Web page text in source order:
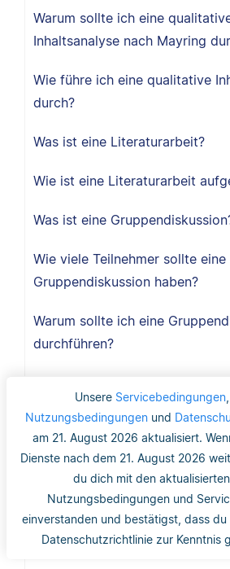
Unsere Servicebedingungen,
Nutzungsbedingungen und
am 21. August 2026 aktualisiert.
Dienste nach dem 21. August 2026
du dich mit den
Nutzungsbedingungen und
einverstanden und bestätigst, dass du
Datenschutzrichtlinie zur Kenntnis
Warum sollte ich eine
Inhaltsanalyse nach Mayring
Wie führe ich eine qualitative
durch?
Was ist eine Literaturarbeit?
Wie ist eine Literaturarbeit
Was ist eine
Wie viele Teilnehmer sollte eine
Gruppendiskussion haben?
Warum sollte ich eine
durchführen?
Was bedeutet deduktiv und
Was bedeutet induktiv?
Was bedeutet deduktiv?
Was ist Validität?